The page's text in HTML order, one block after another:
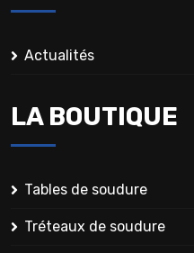
Actualités
LA BOUTIQUE
Tables de soudure
Tréteaux de soudure